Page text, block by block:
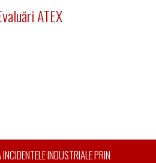
ATEX
INDUSTRIALE PRIN